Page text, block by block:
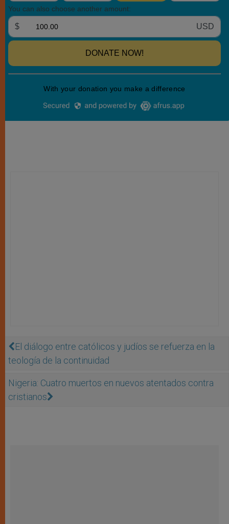
El diálogo entre católicos y judíos se refuerza en la
teología de la continuidad
Nigeria: Cuatro muertos en nuevos atentados contra
cristianos